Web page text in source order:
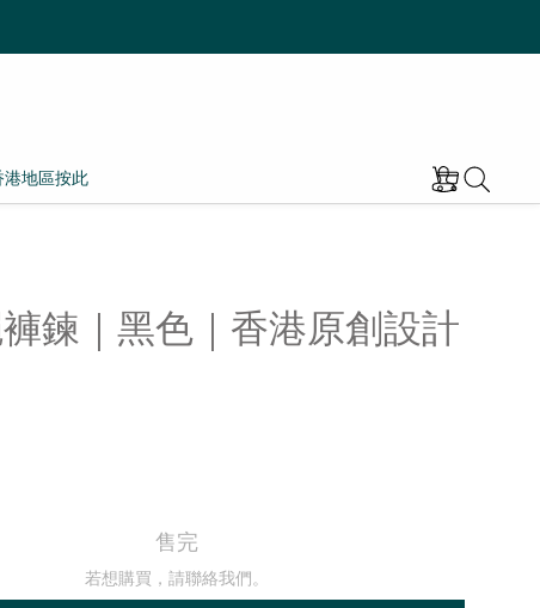
港地區按此
鍊｜黑色｜香港原創設計
售完
若想購買，請聯絡我們。